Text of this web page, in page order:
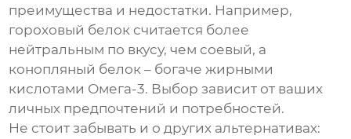
преимущества и недостатки. Например,
гороховый белок считается более
нейтральным по вкусу, чем соевый, а
конопляный белок – богаче жирными
кислотами Омега-3. Выбор зависит от ваших
личных предпочтений и потребностей.
Не стоит забывать и о других альтернативах: